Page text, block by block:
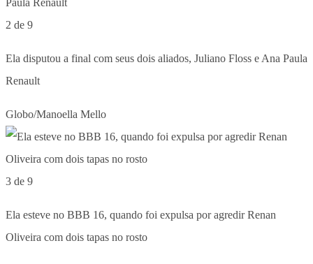
2 de 9
Ela disputou a final com seus dois aliados, Juliano Floss e Ana Paula
Renault
Globo/Manoella Mello
3 de 9
Ela esteve no BBB 16, quando foi expulsa por agredir Renan
Oliveira com dois tapas no rosto